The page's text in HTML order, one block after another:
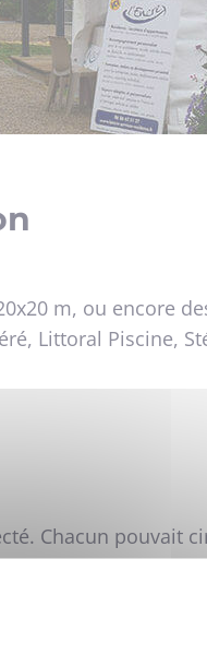
m, ou encore
Littoral Piscine,
Chacun pouvait
faites.